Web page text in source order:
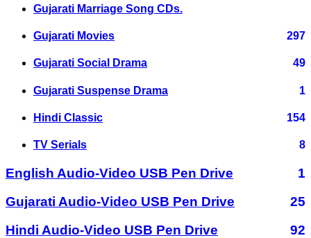
Gujarati Marriage Song CDs.
Gujarati Movies 297
Gujarati Social Drama 49
Gujarati Suspense Drama 1
Hindi Classic 154
TV Serials 8
English Audio-Video USB Pen Drive
1
Gujarati Audio-Video USB Pen Drive
25
Hindi Audio-Video USB Pen Drive
92